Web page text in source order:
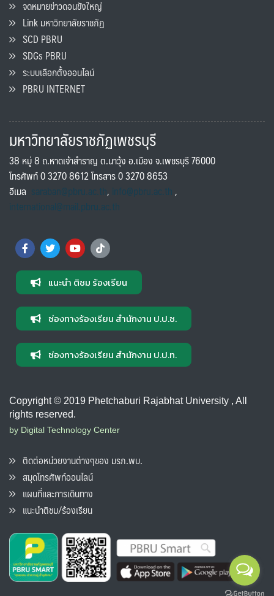
จดหมายข่าวดอนขังใหญ่
Link มหาวิทยาลัยราชภัฏ
SCD PBRU
SDGs PBRU
ระบบเลือกตั้งออนไลน์
PBRU INTERNET
มหาวิทยาลัยราชภัฏเพชรบุรี
38 หมู่ 8 ถ.หาดเจ้าสำราญ ต.นาวุ้ง อ.เมือง จ.เพชรบุรี 76000
โทรศัพท์ 0 3270 8612 โทรสาร 0 3270 8653
อีเมล saraban@pbru.ac.th, info@pbru.ac.th,
international@mail.pbru.ac.th
แนะนำ ติชม ร้องเรียน
ช่องทางร้องเรียน สำนักงาน ป.ป.ช.
ช่องทางร้องเรียน สำนักงาน ป.ป.ท.
Copyright © 2019 Phetchaburi Rajabhat University , All
rights reserved.
by Digital Technology Center
ติดต่อหน่วยงานต่างๆของ มรภ.พบ.
สมุดโทรศัพท์ออนไลน์
แผนที่และการเดินทาง
แนะนำติชม/ร้องเรียน